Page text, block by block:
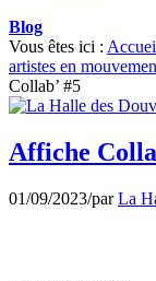
Blog
Vous êtes ici :
artistes en
Collab’ #5
Affiche
01/09/2023/parLa